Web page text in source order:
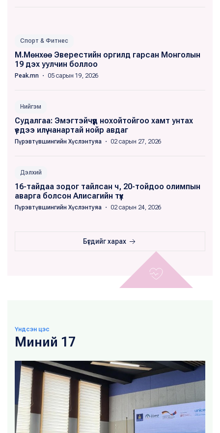
Спорт & Фитнес
М.Мөнхөө Эверестийн оргилд гарсан Монголын
19 дэх уулчин боллоо
Peak.mn ・ 05 сарын 19, 2026
Нийгэм
Судалгаа: Эмэгтэйчүүд нохойтойгоо хамт унтах
үедээ илүү чанартай нойр авдаг
Пүрэвтүвшингийн Хүслэнтуяа ・ 02 сарын 27, 2026
Дэлхий
16-тайдаа зодог тайлсан ч, 20-тойдоо олимпын
аварга болсон Алисагийн түүх
Пүрэвтүвшингийн Хүслэнтуяа ・ 02 сарын 24, 2026
Бүгдийг харах
Үндсэн цэс
Миний 17